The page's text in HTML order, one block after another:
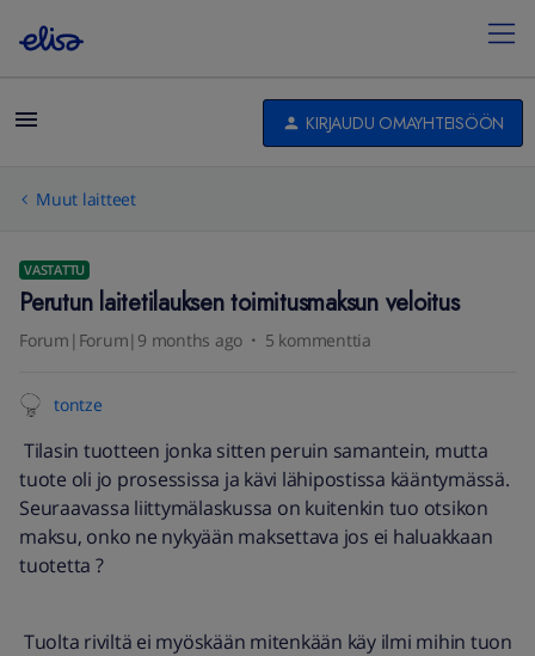
KIRJAUDU OMAYHTEISÖÖN
Muut laitteet
VASTATTU
Perutun laitetilauksen toimitusmaksun veloitus
Forum|Forum|9 months ago 5 kommenttia
tontze
Tilasin tuotteen jonka sitten peruin samantein, mutta
tuote oli jo prosessissa ja kävi lähipostissa kääntymässä.
Seuraavassa liittymälaskussa on kuitenkin tuo otsikon
maksu, onko ne nykyään maksettava jos ei haluakkaan
tuotetta ?
Tuolta riviltä ei myöskään mitenkään käy ilmi mihin tuon